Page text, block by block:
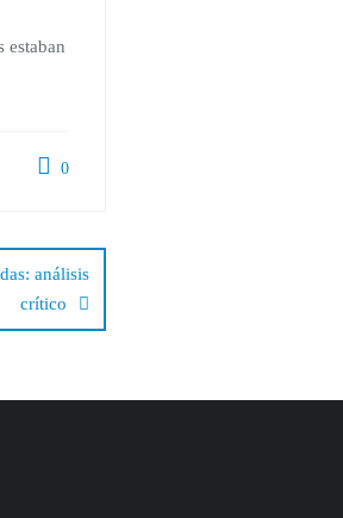
estaban
0
análisis
crítico